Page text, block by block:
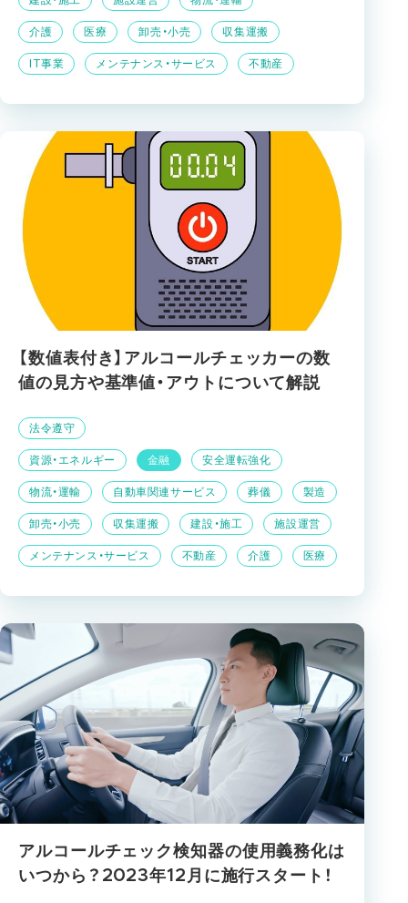
IT事業 メンテナンス・サービス 不動産
介護 医療 卸売・小売 収集運搬
【数値表付き】アルコールチェッカーの数
値の見方や基準値・アウトについて解説
メンテナンス・サービス 不動産 介護 医療
卸売・小売 収集運搬 建設・施工 施設運営
物流・運輸 自動車関連サービス 葬儀 製造
資源・エネルギー 金融 安全運転強化
法令遵守
アルコールチェック検知器の使用義務化は
いつから？2023年12月に施行スタート！